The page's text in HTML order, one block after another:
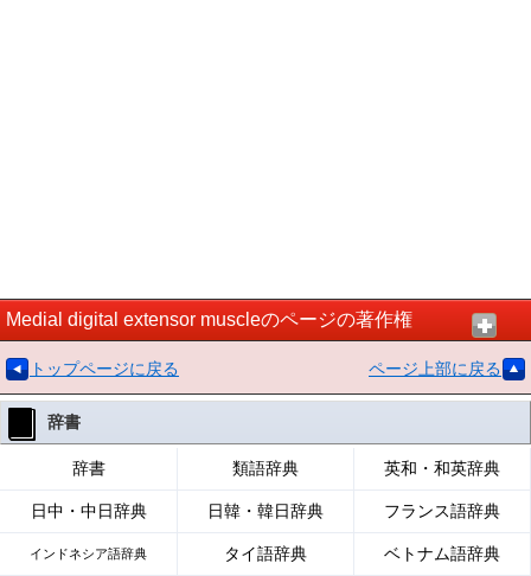
Medial digital extensor muscleのページの著作権
トップページに戻る ページ上部に戻る
辞書
辞書 類語辞典 英和・和英辞典
日中・中日辞典 日韓・韓日辞典 フランス語辞典
インドネシア語辞典 タイ語辞典 ベトナム語辞典